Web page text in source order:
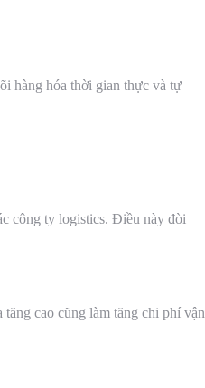
hàng hóa thời gian thực và tự
công ty logistics. Điều này đòi
cao cũng làm tăng chi phí vận